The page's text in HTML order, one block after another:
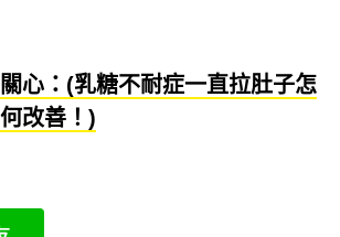
心：(乳糖不耐症一直拉肚子怎
改善！)